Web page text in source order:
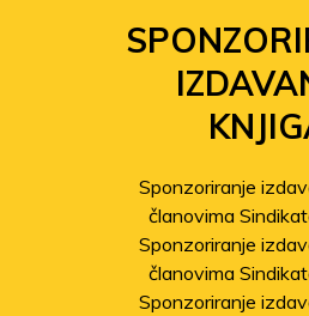
Sponzoriranje
članovima
Sponzoriranje
članovima
Sponzoriranje